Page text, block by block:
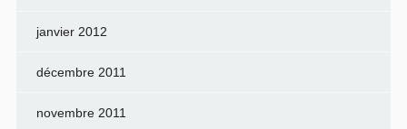
janvier 2012
décembre 2011
novembre 2011